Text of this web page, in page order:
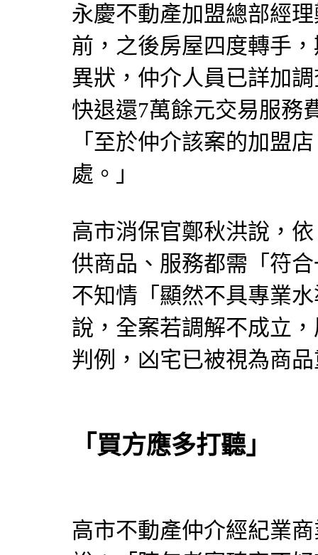
永慶不動產加盟總部經
前，之後房屋四度轉手
異狀， 仲介人員已詳加
快退還7萬餘元交易服務
「至於仲介該案的加盟
處。」
高市消保官鄭秋洪說，
供商品、服務都需「符
不知情「顯然不具專業
說，全案若調解不成立
判例，凶宅已被視為商
「買方應多打聽」
高市不動產仲介經紀業